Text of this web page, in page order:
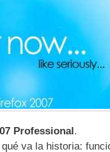
Professional.
va la historia: